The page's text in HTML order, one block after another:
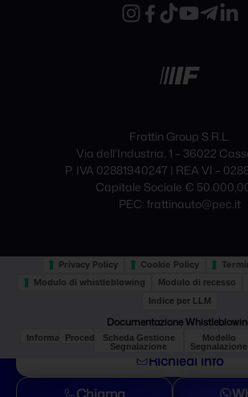
Richiedi info
Frattin Group S.R.L.
Via dell’Industria, 1 – 36022
P. IVA 02881940247 | REA VI –
Capitale Sociale €
PEC: frattinauto@pec.it
Privacy Policy Cookie Policy
Modulo di whistleblowing
Modulo di recesso
Indice per LLM
Documentazione
InformativaProceduraScheda Gestione
Segnalazione
Modello
Segnalazione
Le tue preferenze relative